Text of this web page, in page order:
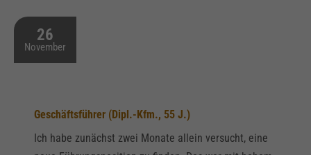
26
November
Geschäftsführer (Dipl.-Kfm., 55 J.)
Ich habe zunächst zwei Monate allein versucht, eine